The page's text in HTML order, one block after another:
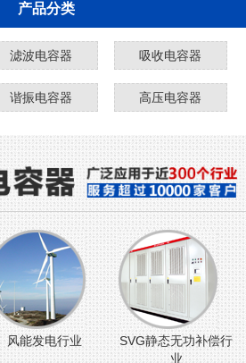
产品分类
滤波电容器 吸收电容器
谐振电容器 高压电容器
风能发电行业
SVG静态无功补偿行
业